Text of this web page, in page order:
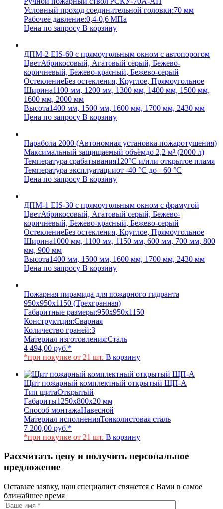
Условный проход соединительной головки:70 мм
Рабочее давление:0,4-0,6 МПа
Цена по запросу В корзину
ДПМ-2 EIS-60 с прямоугольным окном с автопорогом
ЦветАбрикосовый, Агатовый серый, Бежево-
коричневый, Бежево-красный, Бежево-серый
ОстеклениеБез остекления, Круглое, Прямоугольное
Ширина1100 мм, 1200 мм, 1300 мм, 1400 мм, 1500 мм,
1600 мм, 2000 мм
Высота1400 мм, 1500 мм, 1600 мм, 1700 мм, 2430 мм
Цена по запросу В корзину
Парабола 2000 (Автономная установка пожаротушения)
Максимальный защищаемый объёмдо 2,2 м³ (2000 л)
Температура срабатывания120°С и/или открытое пламя
Температура эксплуатацииот -40 °C до +60 °C
Цена по запросу В корзину
ДПМ-1 EIS-30 с прямоугольным окном с фрамугой
ЦветАбрикосовый, Агатовый серый, Бежево-
коричневый, Бежево-красный, Бежево-серый
ОстеклениеБез остекления, Круглое, Прямоугольное
Ширина1000 мм, 1100 мм, 1150 мм, 600 мм, 700 мм, 800
мм, 900 мм
Высота1400 мм, 1500 мм, 1600 мм, 1700 мм, 2430 мм
Цена по запросу В корзину
Пожарная пирамида для пожарного гидранта
950x950x1150 (Трехгранная)
Габаритные размеры:950x950x1150
Конструктция:Сварная
Количество граней:3
Материал изготовления:Сталь
4 494,00 руб.*
*при покупке от 21 шт. В корзину
Щит пожарный комплектный открытый ЩП-А
Тип щитаОткрытый
Габариты1250x800x20 мм
Способ монтажаНавесной
Материал исполненияТонколистовая сталь
7 200,00 руб.*
*при покупке от 21 шт. В корзину
Рассчитать цену и получить персональное
предложение
Оставьте заявку, наш специалист свяжется с Вами в самое
ближайшее время